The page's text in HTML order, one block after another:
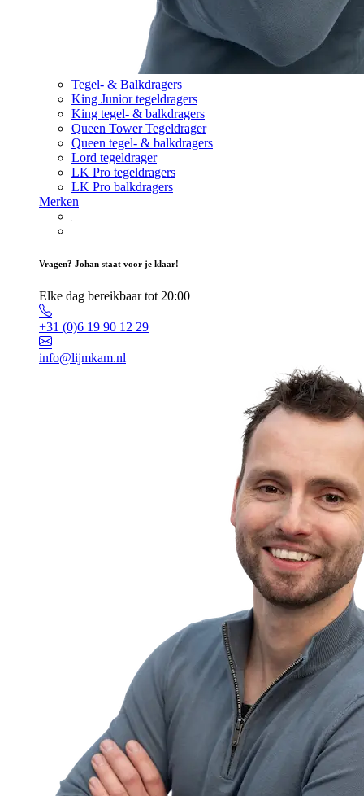
Tegel- & Balkdragers
King Junior tegeldragers
King tegel- & balkdragers
Queen Tower Tegeldrager
Queen tegel- & balkdragers
Lord tegeldrager
LK Pro tegeldragers
LK Pro balkdragers
Merken
Vragen? Johan staat voor je klaar!
Elke dag bereikbaar tot 20:00
+31 (0)6 19 90 12 29
info@lijmkam.nl